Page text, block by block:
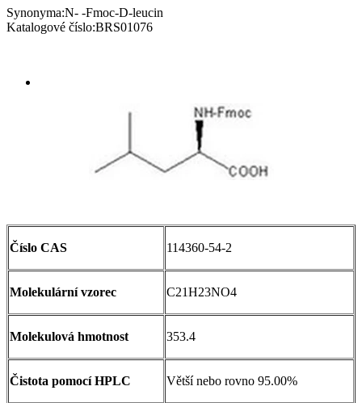
Synonyma:N- -Fmoc-D-leucin
Katalogové číslo:BRS01076
Číslo CAS 114360-54-2
Molekulární vzorec C21H23NO4
Molekulová hmotnost 353.4
Čistota pomocí HPLC Větší nebo rovno 95.00%